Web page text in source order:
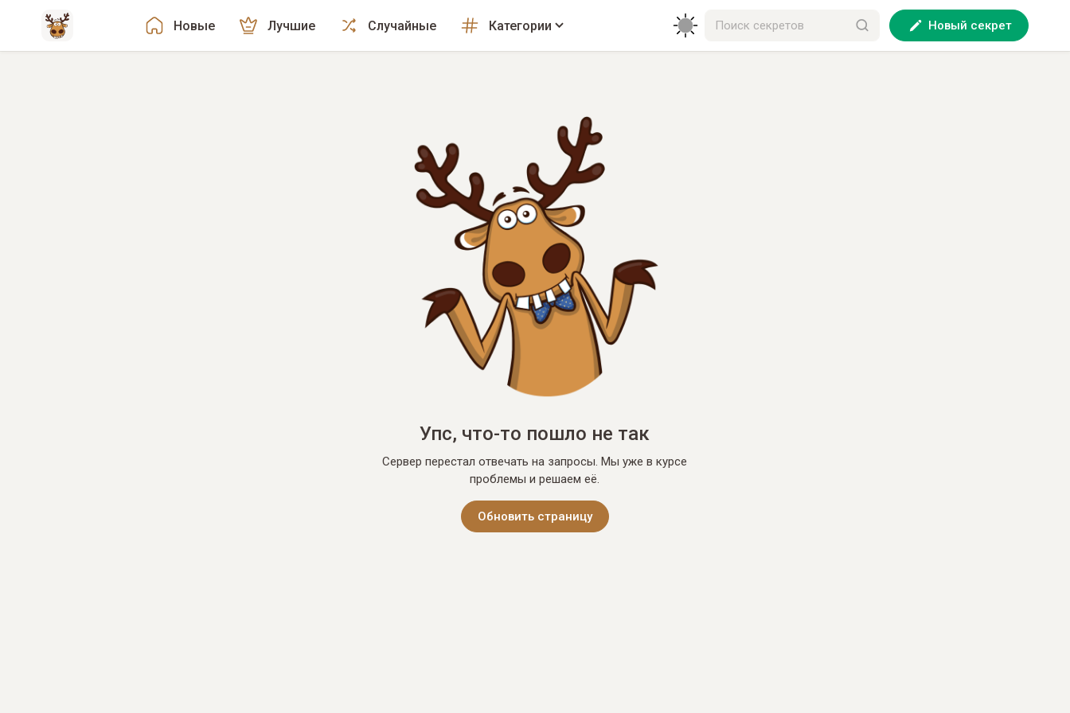
Новые Лучшие Случайные Категории Новый секрет
Упс, что-то пошло не так
Сервер перестал отвечать на запросы. Мы уже в курсе
проблемы и решаем её.
Обновить страницу